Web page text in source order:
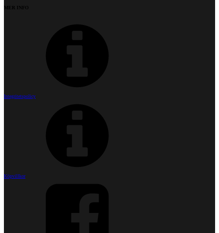
MER INFO
Integritetspolicy
Köpvillkor